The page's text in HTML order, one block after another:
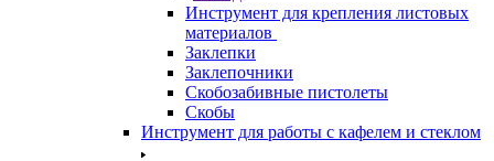
Инструмент для крепления листовых
материалов
Заклепки
Заклепочники
Скобозабивные пистолеты
Скобы
Инструмент для работы с кафелем и стеклом